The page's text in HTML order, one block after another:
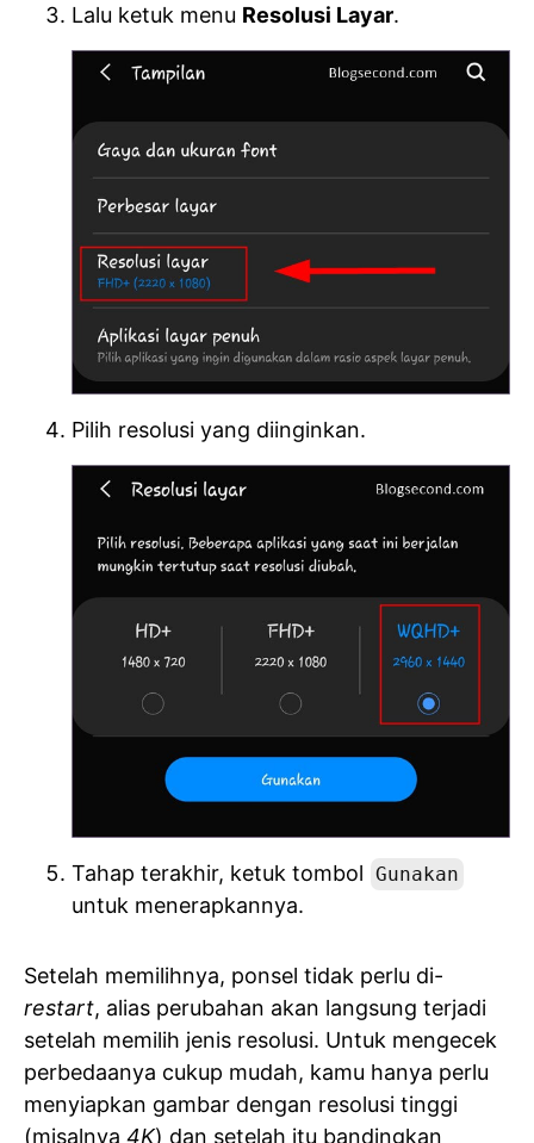
Lalu ketuk menu Resolusi Layar.
Pilih resolusi yang diinginkan.
Tahap terakhir, ketuk tombol Gunakan
untuk menerapkannya.
Setelah memilihnya, ponsel tidak perlu di-
restart, alias perubahan akan langsung terjadi
setelah memilih jenis resolusi. Untuk mengecek
perbedaanya cukup mudah, kamu hanya perlu
menyiapkan gambar dengan resolusi tinggi
(misalnya 4K) dan setelah itu bandingkan